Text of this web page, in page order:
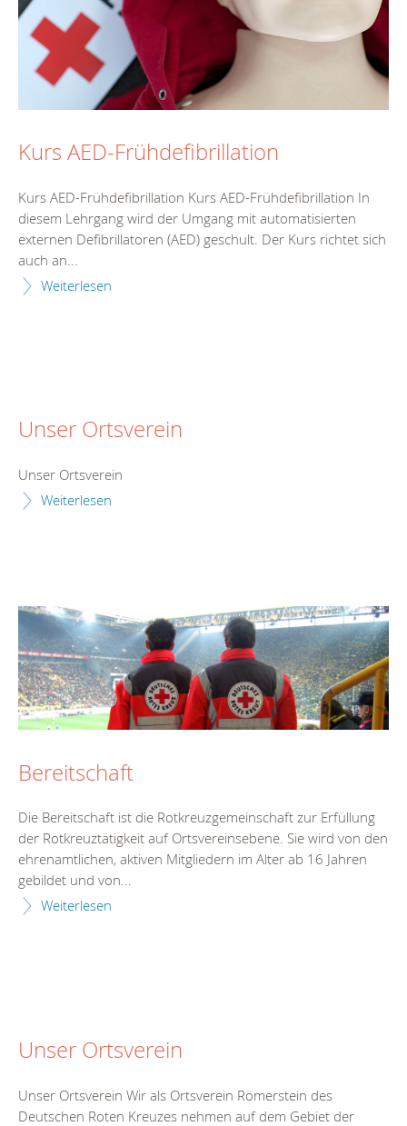
Kurs AED-Frühdefibrillation
Kurs AED-Frühdefibrillation Kurs AED-Frühdefibrillation In
diesem Lehrgang wird der Umgang mit automatisierten
externen Defibrillatoren (AED) geschult. Der Kurs richtet sich
auch an...
Weiterlesen
Unser Ortsverein
Unser Ortsverein
Weiterlesen
Bereitschaft
Die Bereitschaft ist die Rotkreuzgemeinschaft zur Erfüllung
der Rotkreuztätigkeit auf Ortsvereinsebene. Sie wird von den
ehrenamtlichen, aktiven Mitgliedern im Alter ab 16 Jahren
gebildet und von...
Weiterlesen
Unser Ortsverein
Unser Ortsverein Wir als Ortsverein Römerstein des
Deutschen Roten Kreuzes nehmen auf dem Gebiet der